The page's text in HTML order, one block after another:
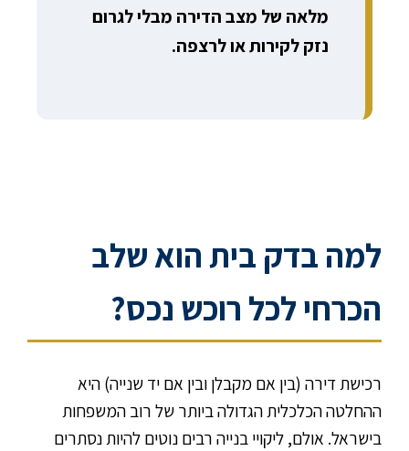
מלאה של מצב הדירה מבלי לגרום
נזק לקירות או לרצפה.
למה בדק בית הוא שלב
הכרחי לכל רוכש נכס?
רכישת דירה (בין אם מקבלן ובין אם יד שנייה) היא
ההחלטה הכלכלית הגדולה ביותר של רוב המשפחות
בישראל. אולם, ליקויי בנייה רבים נוטים להיות נסתרים